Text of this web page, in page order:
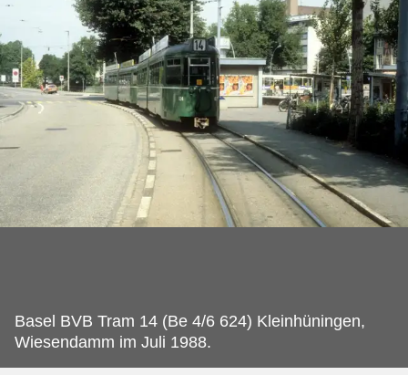
Basel BVB Tram 14 (Be 4/6 624) Kleinhüningen,
Wiesendamm im Juli 1988.